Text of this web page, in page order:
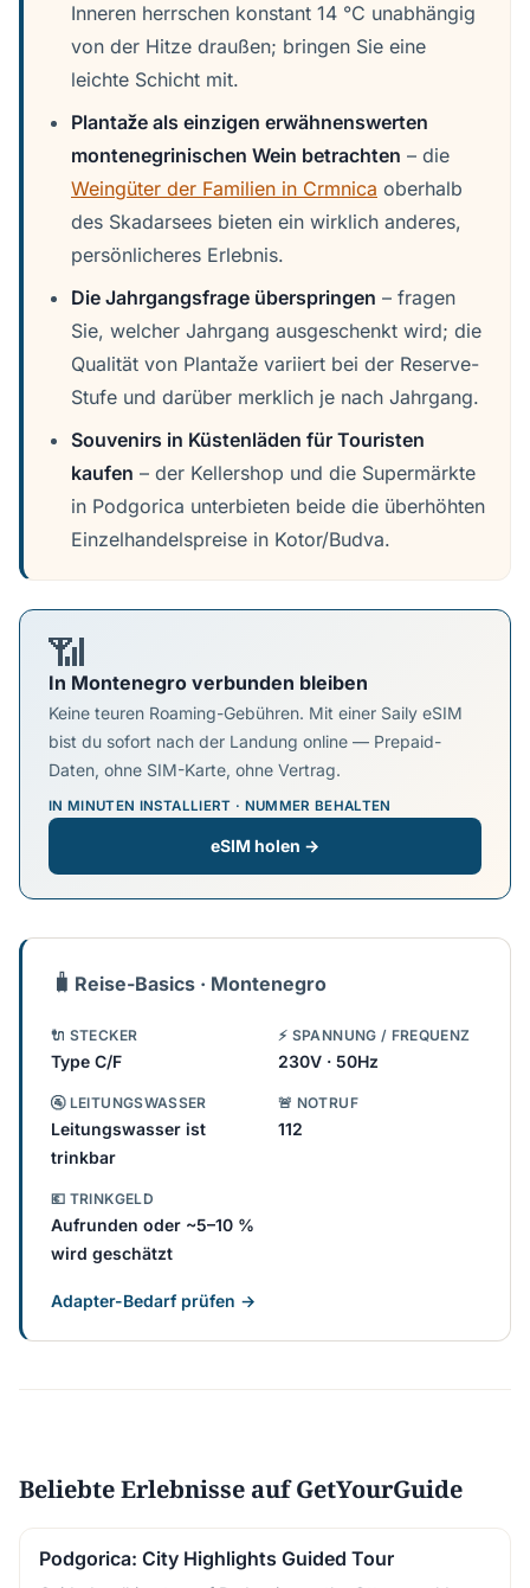
Inneren herrschen konstant 14 °C unabhängig
von der Hitze draußen; bringen Sie eine
leichte Schicht mit.
Plantaže als einzigen erwähnenswerten
montenegrinischen Wein betrachten – die
Weingüter der Familien in Crmnica oberhalb
des Skadarsees bieten ein wirklich anderes,
persönlicheres Erlebnis.
Die Jahrgangsfrage überspringen – fragen
Sie, welcher Jahrgang ausgeschenkt wird; die
Qualität von Plantaže variiert bei der Reserve-
Stufe und darüber merklich je nach Jahrgang.
Souvenirs in Küstenläden für Touristen
kaufen – der Kellershop und die Supermärkte
in Podgorica unterbieten beide die überhöhten
Einzelhandelspreise in Kotor/Budva.
📶
In Montenegro verbunden bleiben
Keine teuren Roaming-Gebühren. Mit einer Saily eSIM
bist du sofort nach der Landung online — Prepaid-
Daten, ohne SIM-Karte, ohne Vertrag.
IN MINUTEN INSTALLIERT · NUMMER BEHALTEN
eSIM holen →
🧳 Reise-Basics · Montenegro
🔌 STECKER
Type C/F
⚡ SPANNUNG / FREQUENZ
230V · 50Hz
🚰 LEITUNGSWASSER
Leitungswasser ist
trinkbar
🚨 NOTRUF
112
💶 TRINKGELD
Aufrunden oder ~5–10 %
wird geschätzt
Adapter-Bedarf prüfen →
Beliebte Erlebnisse auf GetYourGuide
Podgorica: City Highlights Guided Tour